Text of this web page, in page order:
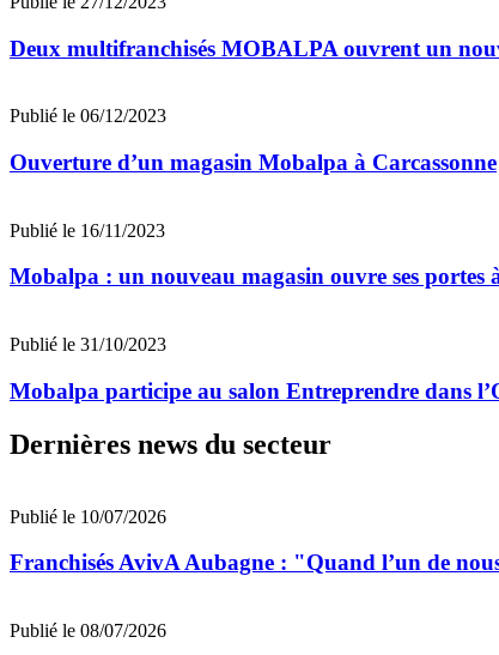
Deux multifranchisés MOBALPA ouvrent un
Publié le 06/12/2023
Ouverture d’un magasin Mobalpa à Carcassonne
Publié le 16/11/2023
Mobalpa : un nouveau magasin ouvre ses portes
Publié le 31/10/2023
Mobalpa participe au salon Entreprendre dans
Dernières news du secteur
Publié le 10/07/2026
Franchisés AvivA Aubagne : "Quand l’un de
Publié le 08/07/2026